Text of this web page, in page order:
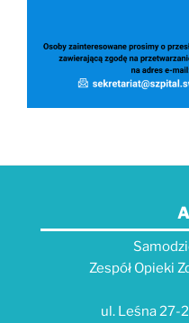
Zespół Opieki
ul. Leśna 27-